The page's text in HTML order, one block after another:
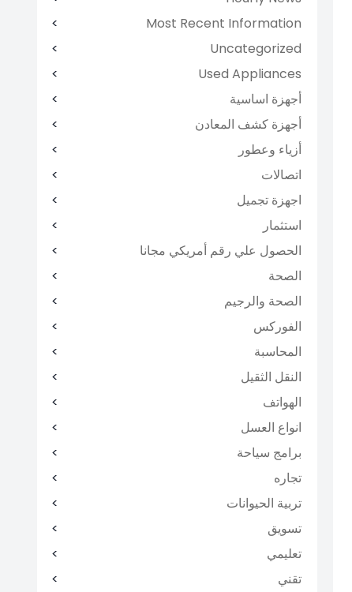
Most Recent Information
Uncategorized
Used Appliances
أجهزة اساسية
أجهزة كشف المعادن
أزياء وعطور
اتصالات
اجهزة تجميل
استثمار
الحصول علي رقم أمريكي مجانا
الصحة
الصحة والرجيم
الفوركس
المحاسبة
النقل الثقيل
الهواتف
انواع العسل
برامج سياحة
تجاره
تربية الحيوانات
تسويق
تعليمي
تقني